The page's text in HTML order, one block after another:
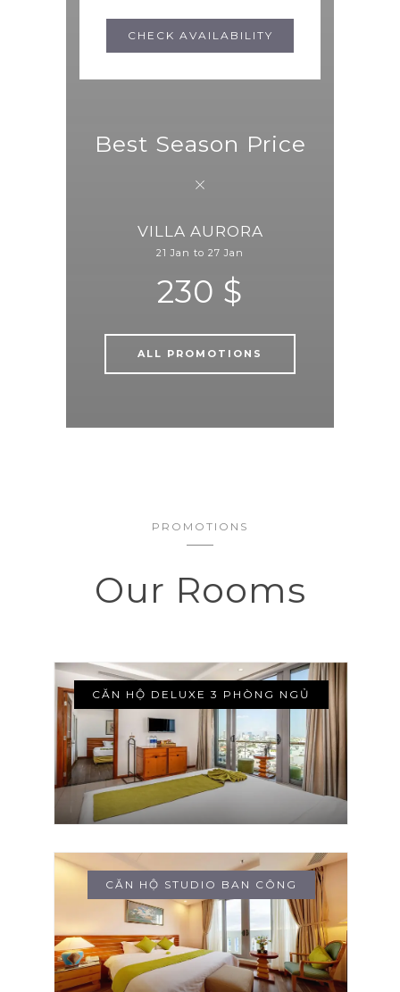
Best Season Price
VILLA AURORA
21 Jan to 27 Jan
230 $
ALL PROMOTIONS
PROMOTIONS
Our Rooms
CĂN HỘ DELUXE 3 PHÒNG NGỦ
CĂN HỘ STUDIO BAN CÔNG